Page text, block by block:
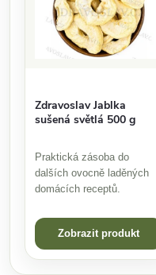
Zdravoslav Jablka
sušená světlá 500 g
Praktická zásoba do
dalších ovocně laděných
domácích receptů.
Zobrazit produkt